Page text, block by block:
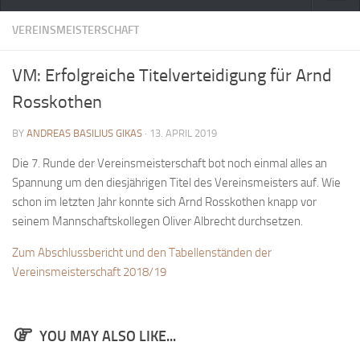
Home
Vereinsmeisterschaft
Vereinspokalturnier
Vereinsschnellschachmeisterschaft
Blitzturnierserie
Schnellturnierserie
Bayernpokal
Bonner Schnellschachturniere
VEREINSMEISTERSCHAFT
VM: Erfolgreiche Titelverteidigung für Arnd
Rosskothen
BY ANDREAS BASILIUS GIKAS · 13. APRIL 2019
Die 7. Runde der Vereinsmeisterschaft bot noch einmal alles an
Spannung um den diesjährigen Titel des Vereinsmeisters auf. Wie
schon im letzten Jahr konnte sich Arnd Rosskothen knapp vor
seinem Mannschaftskollegen Oliver Albrecht durchsetzen.
Zum Abschlussbericht und den Tabellenständen der
Vereinsmeisterschaft 2018/19
YOU MAY ALSO LIKE...